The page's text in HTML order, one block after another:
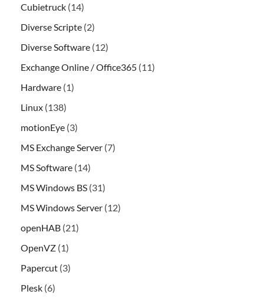
Cubietruck (14)
Diverse Scripte (2)
Diverse Software (12)
Exchange Online / Office365 (11)
Hardware (1)
Linux (138)
motionEye (3)
MS Exchange Server (7)
MS Software (14)
MS Windows BS (31)
MS Windows Server (12)
openHAB (21)
OpenVZ (1)
Papercut (3)
Plesk (6)